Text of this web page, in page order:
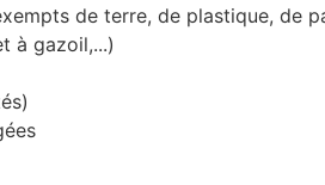
de terre, de plastique, de
à gazoil,...)